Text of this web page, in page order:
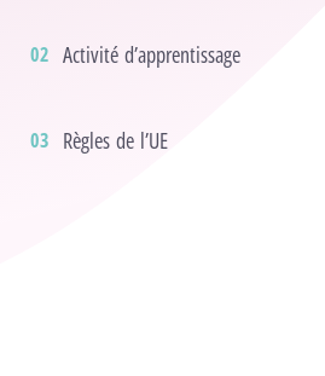
Activité d’apprentissage
Règles de l’UE